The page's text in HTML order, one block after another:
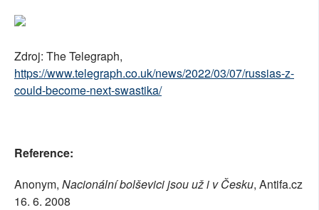
Zdroj: The Telegraph,
https://www.telegraph.co.uk/news/2022/03/07/russias-z-
could-become-next-swastika/
Reference:
Anonym, Nacionální bolševici jsou už i v Česku, Antifa.cz
16. 6. 2008